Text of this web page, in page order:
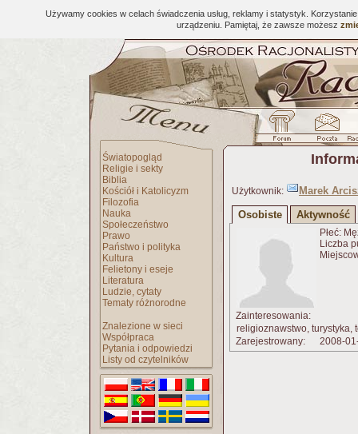
Używamy cookies w celach świadczenia usług, reklamy i statystyk.
urządzeniu. Pamiętaj, że zawsze możesz
Światopogląd
Religie i sekty
Biblia
Kościół i Katolicyzm
Filozofia
Nauka
Społeczeństwo
Prawo
Państwo i polityka
Kultura
Felietony i eseje
Literatura
Ludzie, cytaty
Tematy różnorodne
Znalezione w sieci
Współpraca
Pytania i odpowiedzi
Listy od czytelników
Użytkownik:
Marek
Osobiste
Aktywność
Płeć:
Liczba
Zainteresowania:
religioznawstwo, turystyka,
Zarejestrowany:
2008-